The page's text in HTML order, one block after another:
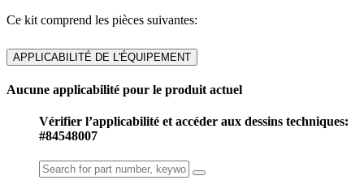
Ce kit comprend les pièces suivantes:
APPLICABILITÉ DE L'ÉQUIPEMENT
Aucune applicabilité pour le produit actuel
Vérifier l’applicabilité et accéder aux dessins techniques:
#84548007